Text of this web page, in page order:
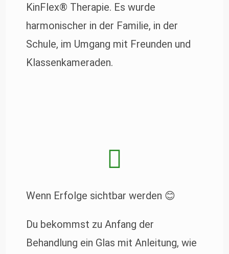
KinFlex® Therapie. Es wurde
harmonischer in der Familie, in der
Schule, im Umgang mit Freunden und
Klassenkameraden.
Wenn Erfolge sichtbar werden 😊
Du bekommst zu Anfang der
Behandlung ein Glas mit Anleitung, wie